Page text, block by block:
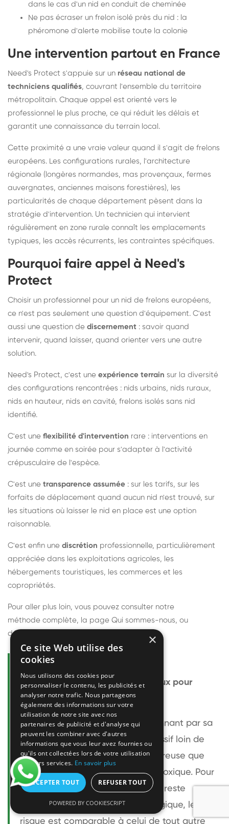
dans le cas d'un nid en conduit de cheminée
Ne pas écraser un frelon isolé près du nid : la
phéromone d'alerte mobilise toute la colonie
Une intervention partout en France
Need's Protect s'appuie sur un réseau national de
techniciens qualifiés, couvrant l'ensemble du territoire
métropolitain. Chaque appel est orienté vers le
professionnel le plus proche, ce qui réduit les délais et
garantit une connaissance du terrain local.
Cette proximité a une vraie valeur quand il s'agit de frelons
européens. Les configurations rurales, l'architecture
régionale (longères normandes, mas provençaux, fermes
auvergnates, anciennes maisons forestières), les
particularités de chaque département pèsent dans la
stratégie d'intervention. Un technicien qui intervient
régulièrement en zone rurale connaît les emplacements
typiques, les accès récurrents, les contraintes spécifiques.
Pourquoi faire appel à Need's
Protect
Choisir un professionnel pour un nid de frelons européens,
ce n'est pas seulement une question d'équipement. C'est
aussi une question de discernement : savoir quand
intervenir, quand laisser, quand orienter vers une autre
solution.
Need's Protect, c'est une expérience terrain sur la diversité
des configurations rencontrées : nids urbains, nids ruraux,
nids en hauteur, nids en cavité, frelons isolés sans nid
identifié.
C'est une flexibilité d'intervention rare : interventions en
journée comme en soirée pour s'adapter à l'activité
crépusculaire de l'espèce.
C'est une transparence assumée : sur les tarifs, sur les
forfaits de déplacement quand aucun nid n'est trouvé, sur
les situations où laisser le nid en place est une option
raisonnable.
C'est enfin une discrétion professionnelle, particulièrement
appréciée dans les exploitations agricoles, les
hébergements touristiques, les commerces et les
copropriétés.
Pour aller plus loin, vous pouvez consulter notre
méthode complète, la page Qui sommes-nous, ou
découvrir
Questions fréquentes
Le frelon européen est-il dangereux pour
l'homme ?
Le frelon européen est impressionnant par sa
taille mais relativement peu agressif loin de
son nid. Sa piqûre est plus douloureuse que
celle d'une guêpe sans être plus toxique. Pour
une personne non allergique, elle reste
bénigne. Pour une personne allergique, le
risque est comparable à celui de tout autre
×
Ce site Web utilise des
cookies
Nous utilisons des cookies pour
personnaliser le contenu, les publicités et
analyser notre trafic. Nous partageons
également des informations sur votre
utilisation de notre site avec nos
partenaires de publicité et d'analyse qui
peuvent les combiner avec d'autres
informations que vous leur avez fournies ou
qu'ils ont collectées lors de votre utilisation
de leurs services. En savoir plus
ACCEPTER TOUT REFUSER TOUT
POWERED BY COOKIESCRIPT